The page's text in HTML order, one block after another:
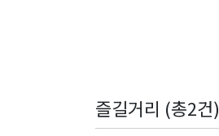
즐길거리 (총2건)